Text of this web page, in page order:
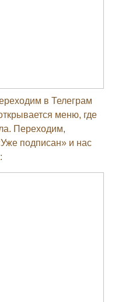
в Телеграм
меню, где
Переходим,
подписан» и нас